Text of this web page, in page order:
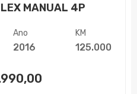
MANUAL 4P
Ano
2016
KM
125.000